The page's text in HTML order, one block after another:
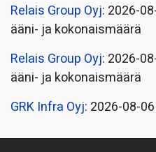
Relais Group Oyj: 2026-
ääni- ja kokonaismäärä
Relais Group Oyj: 2026-
ääni- ja kokonaismäärä
GRK Infra Oyj: 2026-08-